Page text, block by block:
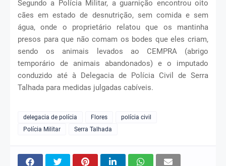
Segundo a Polícia Militar, a guarnição encontrou oito
cães em estado de desnutrição, sem comida e sem
água, onde o proprietário relatou que os mantinha
presos para que não comam os bodes que eles criam,
sendo os animais levados ao CEMPRA (abrigo
temporário de animais abandonados) e o imputado
conduzido até à Delegacia de Polícia Civil de Serra
Talhada para medidas julgadas cabíveis.
delegacia de polícia Flores
polícia civil
Polícia Militar
Serra Talhada